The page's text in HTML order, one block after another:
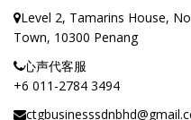
Level 2, Tamarins House,
Town, 10300 Penang
心声代客服
+6 011-2784 3494